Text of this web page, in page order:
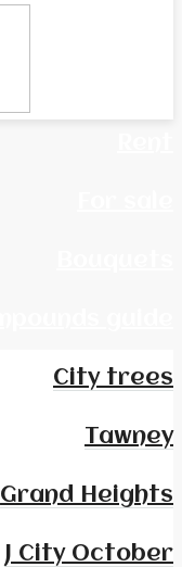
City trees
Tawney
Grand Heights
J City October